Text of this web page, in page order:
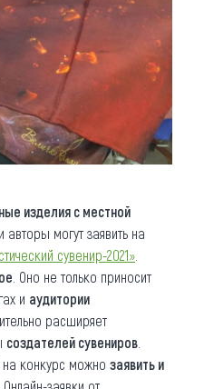
изделия с местной
авторы могут заявить на
сувенир-2021»
. Оно не только приносит
и аудитории
расширяет
создателей сувениров
конкурс можно заявить и